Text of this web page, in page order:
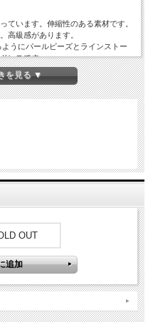
ています。伸縮性のある素材です。
高級感があります。
うにパールビーズとラインストー
レスです。
閉です。背中ファスナー仕様。
す。
かに舞うドレスです。
を見る ▼
OUT